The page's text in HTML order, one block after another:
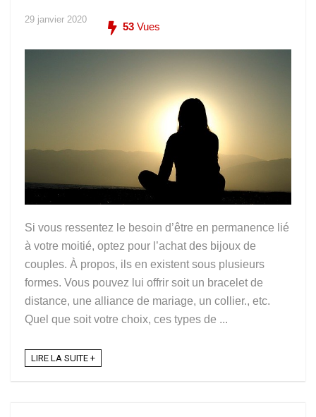
29 janvier 2020
53 Vues
Si vous ressentez le besoin d’être en permanence lié
à votre moitié, optez pour l’achat des bijoux de
couples. À propos, ils en existent sous plusieurs
formes. Vous pouvez lui offrir soit un bracelet de
distance, une alliance de mariage, un collier., etc.
Quel que soit votre choix, ces types de ...
LIRE LA SUITE +